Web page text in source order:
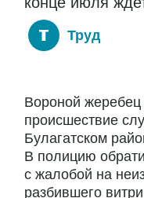
Труд
Вороной
происшествие
Булагатском
В полицию
с жалобой на
разбившего